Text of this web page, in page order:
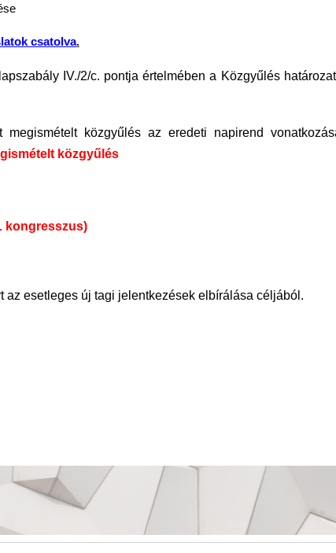
csatolva.
IV./2/c. pontja értelmében a Közgyűlés
megismételt közgyűlés az eredeti napirend
közgyűlés
kongresszus)
esetleges új tagi jelentkezések elbírálása céljából.